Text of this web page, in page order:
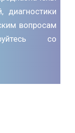
диагностики
вопросам
со